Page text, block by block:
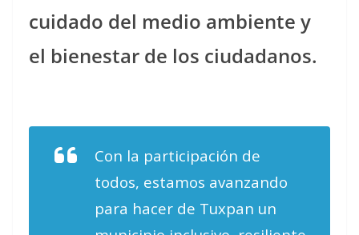
cuidado del medio ambiente y
el bienestar de los ciudadanos.
Con la participación de
todos, estamos avanzando
para hacer de Tuxpan un